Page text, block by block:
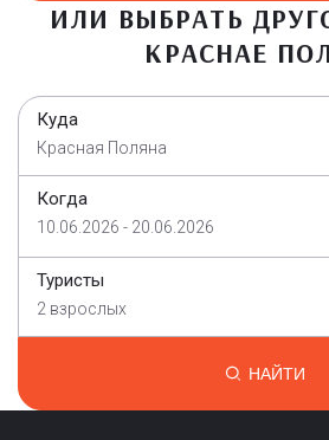
ИЛИ ВЫБРАТЬ
КРАСНАЕ
Куда
Красная Поляна
Когда
10.06.2026 - 20.06.2026
Туристы
2 взрослых
НАЙТИ